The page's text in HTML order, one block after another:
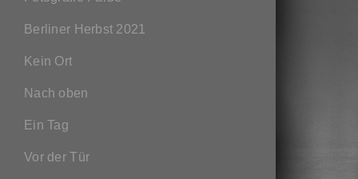
Berliner Herbst 2021
Kein Ort
Nach oben
Ein Tag
Vor der Tür